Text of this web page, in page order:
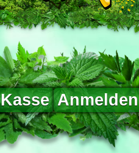
Kasse Anmelden